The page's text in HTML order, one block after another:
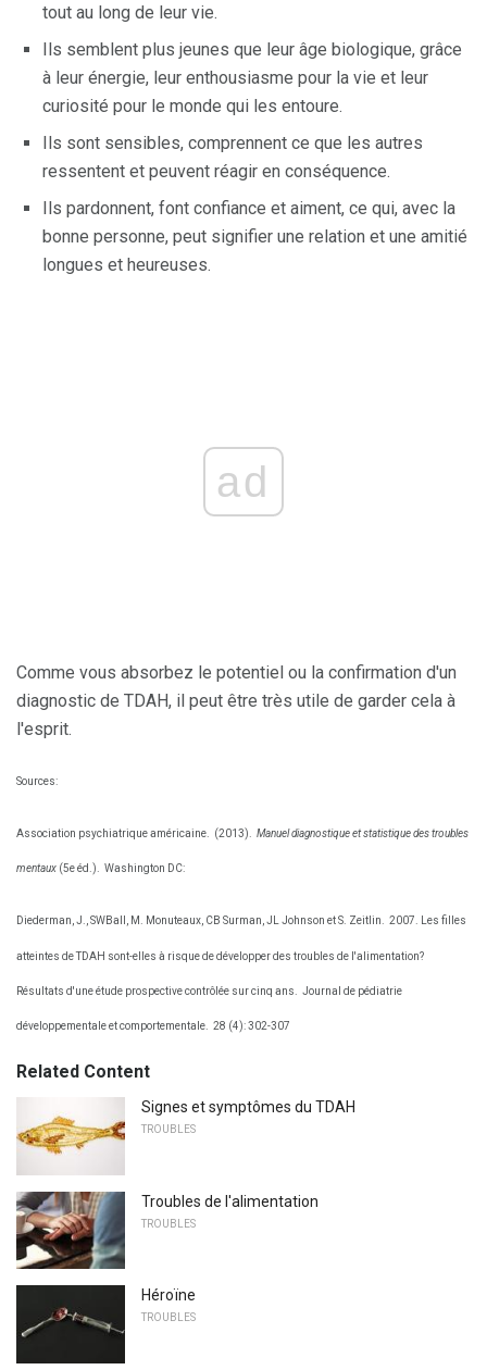
tout au long de leur vie.
Ils semblent plus jeunes que leur âge biologique, grâce
à leur énergie, leur enthousiasme pour la vie et leur
curiosité pour le monde qui les entoure.
Ils sont sensibles, comprennent ce que les autres
ressentent et peuvent réagir en conséquence.
Ils pardonnent, font confiance et aiment, ce qui, avec la
bonne personne, peut signifier une relation et une amitié
longues et heureuses.
ad
Comme vous absorbez le potentiel ou la confirmation d'un
diagnostic de TDAH, il peut être très utile de garder cela à
l'esprit.
Sources:
Association psychiatrique américaine. (2013). Manuel diagnostique et statistique des troubles
mentaux (5e éd.). Washington DC:
Diederman, J., SWBall, M. Monuteaux, CB Surman, JL Johnson et S. Zeitlin. 2007. Les filles
atteintes de TDAH sont-elles à risque de développer des troubles de l'alimentation?
Résultats d'une étude prospective contrôlée sur cinq ans. Journal de pédiatrie
développementale et comportementale. 28 (4): 302-307
Related Content
Signes et symptômes du TDAH
TROUBLES
Troubles de l'alimentation
TROUBLES
Héroïne
TROUBLES